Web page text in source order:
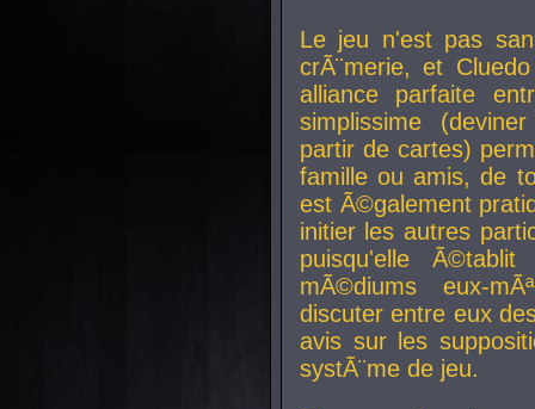
Le jeu n'est pas
crÃ¨merie, et
alliance parfaite
simplissime
partir de cartes)
famille ou amis, de
est Ã©galement
initier les autres
puisqu'elle
mÃ©diums eux-
discuter entre eux
avis sur les
systÃ¨me de jeu.